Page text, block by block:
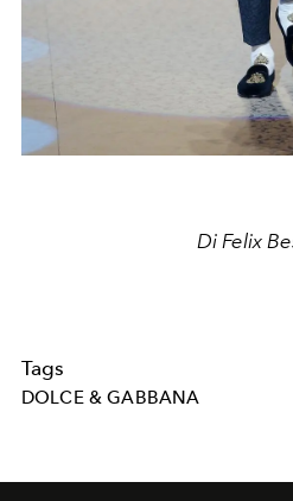
Di Felix
Tags
DOLCE & GABBANA